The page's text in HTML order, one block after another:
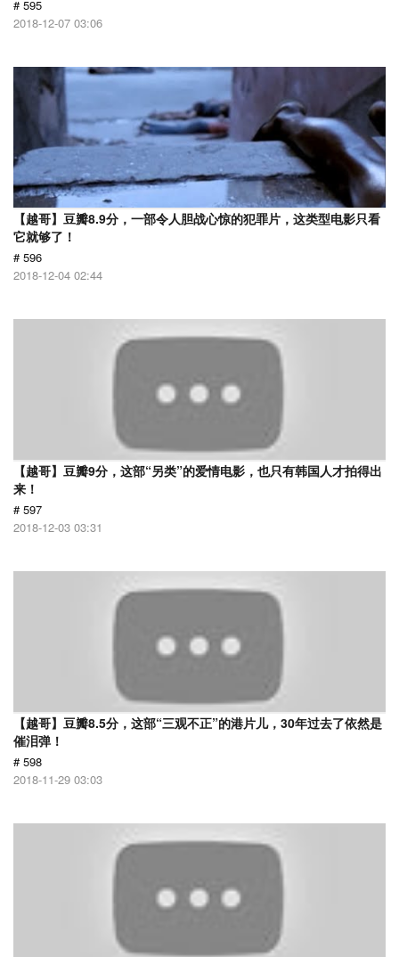
# 595
2018-12-07 03:06
【越哥】豆瓣8.9分，一部令人胆战心惊的犯罪片，这类型电影只看
它就够了！
# 596
2018-12-04 02:44
【越哥】豆瓣9分，这部“另类”的爱情电影，也只有韩国人才拍得出
来！
# 597
2018-12-03 03:31
【越哥】豆瓣8.5分，这部“三观不正”的港片儿，30年过去了依然是
催泪弹！
# 598
2018-11-29 03:03